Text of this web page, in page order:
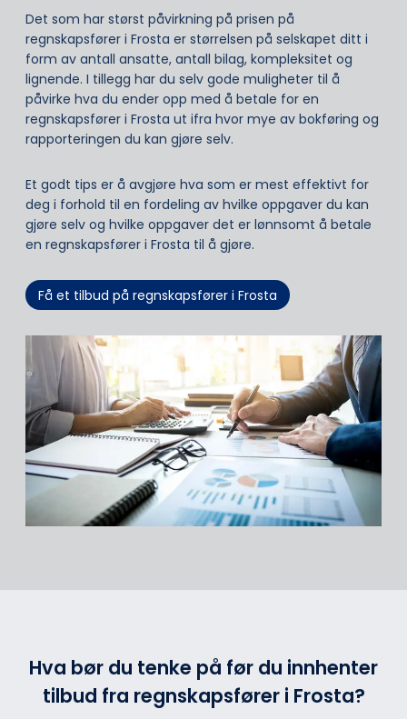
Det som har størst påvirkning på prisen på
regnskapsfører i Frosta er størrelsen på selskapet ditt i
form av antall ansatte, antall bilag, kompleksitet og
lignende. I tillegg har du selv gode muligheter til å
påvirke hva du ender opp med å betale for en
regnskapsfører i Frosta ut ifra hvor mye av bokføring og
rapporteringen du kan gjøre selv.
Et godt tips er å avgjøre hva som er mest effektivt for
deg i forhold til en fordeling av hvilke oppgaver du kan
gjøre selv og hvilke oppgaver det er lønnsomt å betale
en regnskapsfører i Frosta til å gjøre.
Få et tilbud på regnskapsfører i Frosta
Hva bør du tenke på før du innhenter
tilbud fra regnskapsfører i Frosta?